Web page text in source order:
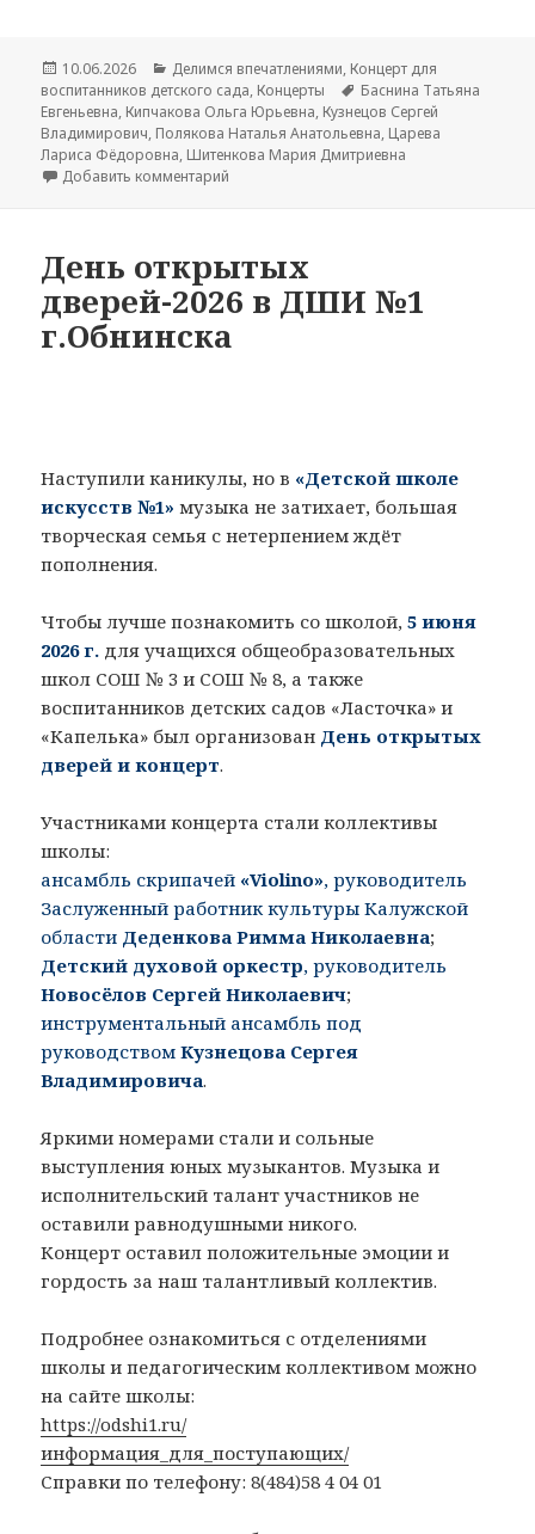
Опубликовано
10.06.2026 Рубрики
Делимся впечатлениями, Концерт для
воспитанников детского сада, Концерты Метки
Баснина Татьяна
Евгеньевна, Кипчакова Ольга Юрьевна, Кузнецов Сергей
Владимирович, Полякова Наталья Анатольевна, Царева
Лариса Фёдоровна, Шитенкова Мария Дмитриевна
Добавить комментарий
День открытых
дверей-2026 в ДШИ №1
г.Обнинска
Наступили каникулы, но в «Детской школе
искусств №1» музыка не затихает, большая
творческая семья с нетерпением ждёт
пополнения.
Чтобы лучше познакомить со школой,5 июня
2026 г. для учащихся общеобразовательных
школ СОШ № 3 и СОШ № 8, а также
воспитанников детских садов «Ласточка» и
«Капелька» был организован День открытых
дверей и концерт.
Участниками концерта стали коллективы
школы:
ансамбль скрипачей «Violino», руководитель
Заслуженный работник культуры Калужской
области Деденкова Римма Николаевна;
Детский духовой оркестр, руководитель
Новосёлов Сергей Николаевич;
инструментальный ансамбль под
руководствомКузнецова Сергея
Владимировича.
Яркими номерами стали и сольные
выступления юных музыкантов. Музыка и
исполнительский талант участников не
оставили равнодушными никого.
Концерт оставил положительные эмоции и
гордость за наш талантливый коллектив.
Подробнее ознакомиться с отделениями
школы и педагогическим коллективом можно
на сайте школы:
https://odshi1.ru/
информация_для_поступающих/
Справки по телефону: 8(484)58 4 04 01